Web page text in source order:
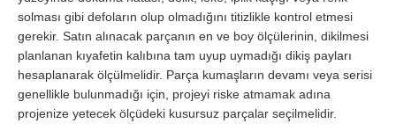
solması gibi defoların olup olmadığını titizlikle kontrol etmesi
gerekir. Satın alınacak parçanın en ve boy ölçülerinin, dikilmesi
planlanan kıyafetin kalıbına tam uyup uymadığı dikiş payları
hesaplanarak ölçülmelidir. Parça kumaşların devamı veya serisi
genellikle bulunmadığı için, projeyi riske atmamak adına
projenize yetecek ölçüdeki kusursuz parçalar seçilmelidir.